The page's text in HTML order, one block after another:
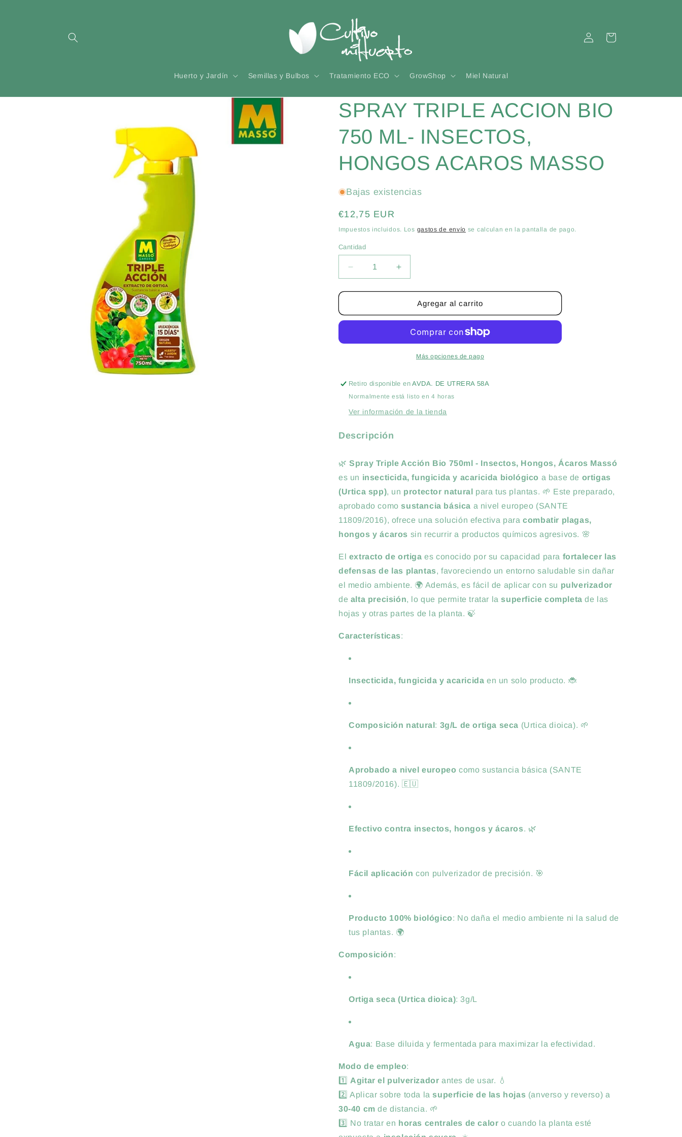
Huerto y Jardín Semillas y Bulbos Tratamiento ECO GrowShop Miel Natural
sesión
Carrito
directamente
SPRAY TRIPLE ACCION BIO
750 ML- INSECTOS,
HONGOS ACAROS MASSO
Bajas existencias
Precio
habitual
€12,75 EUR
Impuestos incluidos. Los gastos de envío se calculan en la pantalla de pago.
Cantidad
Cantidad
Reducir
cantidad
para
TRIPLE
750
ACAROS
MASSO
Aumentar
cantidad
para
SPRAY
TRIPLE
BIO
750
ACAROS
MASSO
Agregar al carrito
Más opciones de pago
Retiro disponible enAVDA. DE UTRERA 58A
Normalmente está listo en 4 horas
Ver información de la tienda
Descripción
🌿Spray Triple Acción Bio 750ml - Insectos, Hongos, Ácaros Massó
es un insecticida, fungicida y acaricida biológico a base de ortigas
(Urtica spp), un protector natural para tus plantas. 🌱 Este preparado,
aprobado como sustancia básica a nivel europeo (SANTE
11809/2016), ofrece una solución efectiva paracombatir plagas,
hongos y ácaros sin recurrir a productos químicos agresivos. 🌸
El extracto de ortiga es conocido por su capacidad para fortalecer las
defensas de las plantas, favoreciendo un entorno saludable sin dañar
el medio ambiente. 🌍 Además, es fácil de aplicar con su pulverizador
de alta precisión, lo que permite tratar la superficie completa de las
hojas y otras partes de la planta. 🍃
Características:
Insecticida, fungicida y acaricida en un solo producto. 🐞
Composición natural: 3g/L de ortiga seca (Urtica dioica). 🌱
Aprobado a nivel europeo como sustancia básica (SANTE
11809/2016). 🇪🇺
Efectivo contra insectos, hongos y ácaros. 🌿
Fácil aplicación con pulverizador de precisión. 🎯
Producto 100% biológico: No daña el medio ambiente ni la salud de
tus plantas. 🌍
Composición:
Ortiga seca (Urtica dioica): 3g/L
Agua: Base diluida y fermentada para maximizar la efectividad.
Modo de empleo:
1️⃣ Agitar el pulverizador antes de usar. 💧
2️⃣ Aplicar sobre toda la superficie de las hojas (anverso y reverso) a
30-40 cm de distancia. 🌱
3️⃣ No tratar en horas centrales de calor o cuando la planta esté